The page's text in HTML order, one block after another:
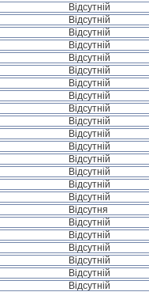
Відсутній
Відсутній
Відсутній
Відсутній
Відсутній
Відсутній
Відсутній
Відсутній
Відсутній
Відсутній
Відсутній
Відсутній
Відсутній
Відсутній
Відсутній
Відсутній
Відсутня
Відсутній
Відсутній
Відсутній
Відсутній
Відсутній
Відсутній